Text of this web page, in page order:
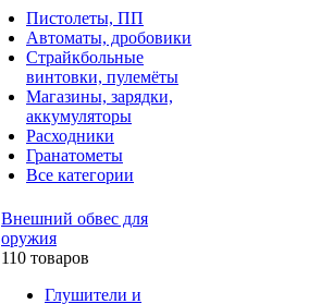
Пистолеты, ПП
Автоматы, дробовики
Страйкбольные
винтовки, пулемёты
Магазины, зарядки,
аккумуляторы
Расходники
Гранатометы
Все категории
Внешний обвес для
оружия
110 товаров
Глушители и